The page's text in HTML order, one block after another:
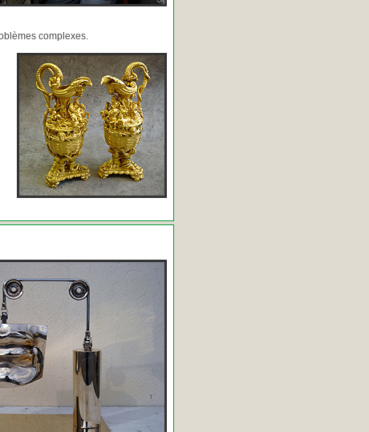
complexes.